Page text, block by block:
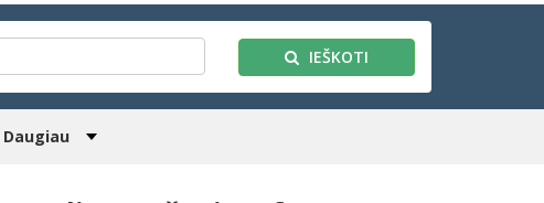
IEŠKOTI
Daugiau